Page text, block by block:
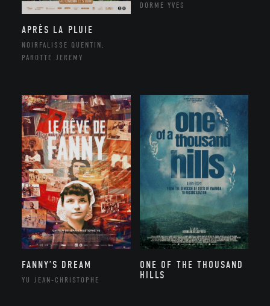
APRÈS LA PLUIE
NOIRFALISSE QUENTIN,
PAROTTE JEREMY
DORME YVES
FANNY’S DREAM
YU JEAN-CHRISTOPHE
ONE OF THE THOUSAND
HILLS